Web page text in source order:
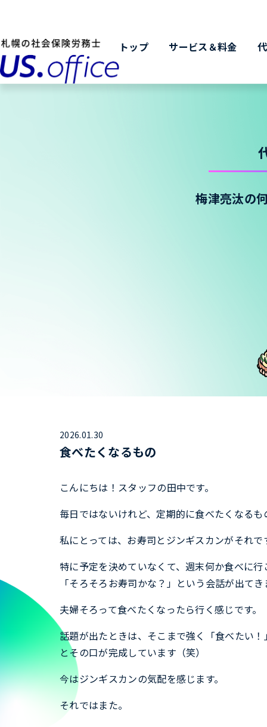
トップ サービス＆料金
梅津亮汰の
2026.01.30
食べたくなるもの
こんにちは！スタッフの田中です。
毎日ではないけれど、定期的に食べたくなる
私にとっては、お寿司とジンギスカンがそれで
特に予定を決めていなくて、週末何か食べに
「そろそろお寿司かな？」という会話が出てき
夫婦そろって食べたくなったら行く感じです。
話題が出たときは、そこまで強く「食べたい
とその口が完成しています（笑）
今はジンギスカンの気配を感じます。
それではまた。